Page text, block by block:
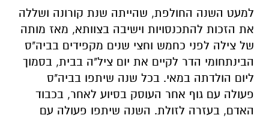
למעט השנה החולפת, שהייתה שנת קורונה ושללה
את הזכות להתכנסויות וישיבה בצוותא, מאז מותה
של צילה לפני כחמש וחצי שנים מקפידים בביה"ס
הבינתחומי הדר לקיים את יום ציל"ה בבית, בסמוך
ליום הולדתה במאי. בכל שנה שיתפו בביה"ס
פעולה עם גוף אחר העוסק בסיוע לאחר, בכבוד
האדם, בעזרה לזולת. השנה שיתפו פעולה עם